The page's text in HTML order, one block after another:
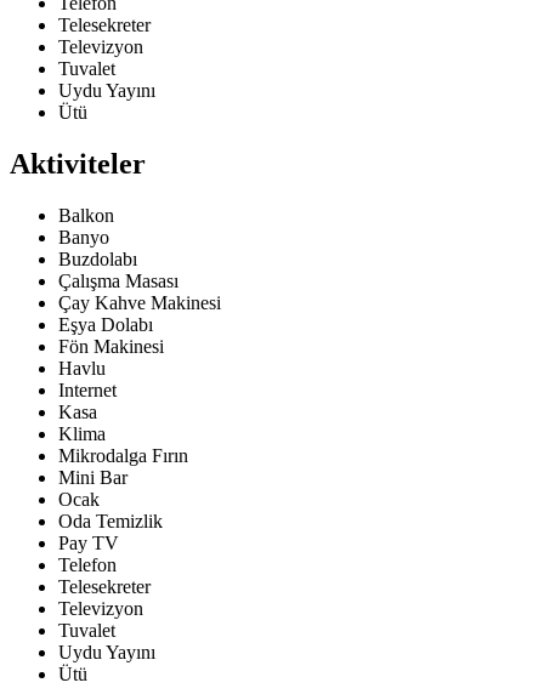
Telesekreter
Televizyon
Tuvalet
Uydu Yayını
Ütü
Aktiviteler
Balkon
Banyo
Buzdolabı
Çalışma Masası
Çay Kahve Makinesi
Eşya Dolabı
Fön Makinesi
Havlu
Internet
Kasa
Klima
Mikrodalga Fırın
Mini Bar
Ocak
Oda Temizlik
Pay TV
Telefon
Telesekreter
Televizyon
Tuvalet
Uydu Yayını
Ütü